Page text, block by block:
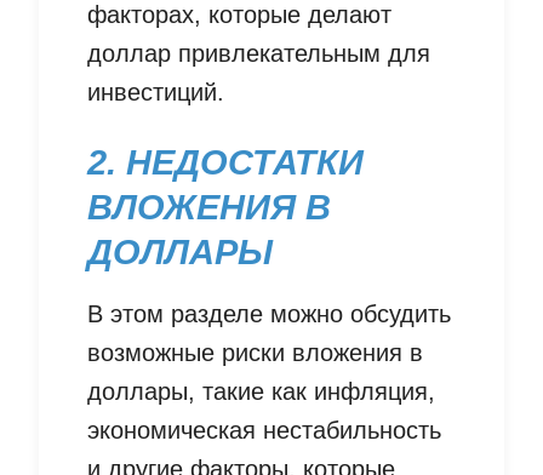
факторах, которые делают
доллар привлекательным для
инвестиций.
2. НЕДОСТАТКИ
ВЛОЖЕНИЯ В
ДОЛЛАРЫ
В этом разделе можно обсудить
возможные риски вложения в
доллары, такие как инфляция,
экономическая нестабильность
и другие факторы, которые